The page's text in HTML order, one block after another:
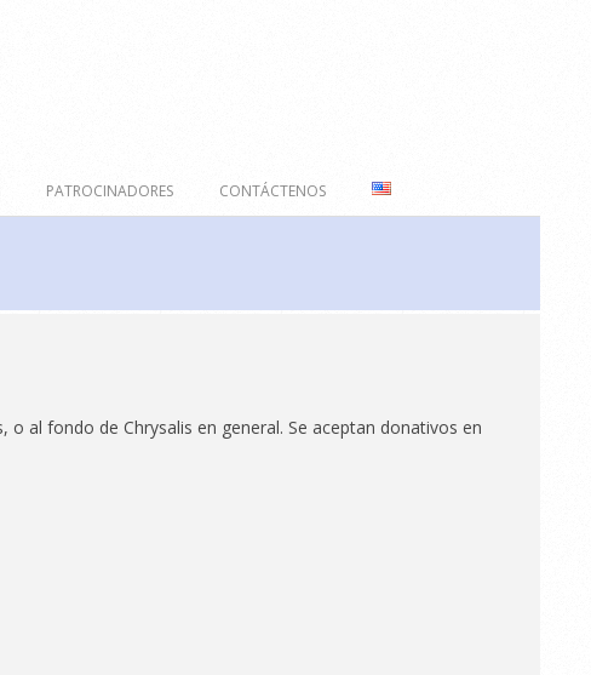
PATROCINADORES CONTÁCTENOS
al fondo de Chrysalis en general. Se aceptan donativos en